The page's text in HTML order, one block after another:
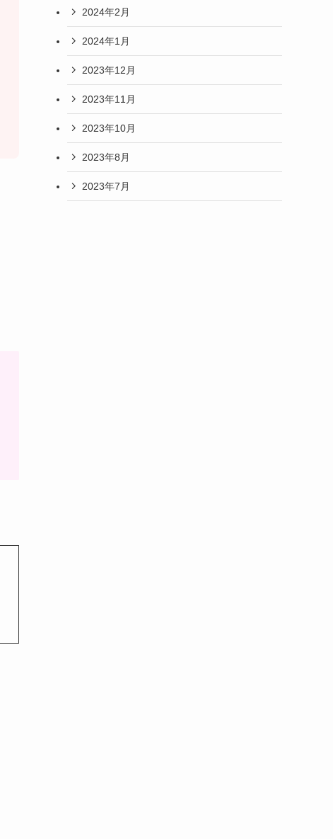
2024年2月
2024年1月
2023年12月
2023年11月
2023年10月
2023年8月
2023年7月